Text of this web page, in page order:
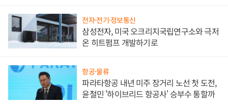
전자·전기·정보통신
삼성전자, 미국 오크리지국립연구소와 극저
온 히트펌프 개발하기로
항공·물류
파라타항공 내년 미주 장거리 노선 첫 도전,
윤철민 '하이브리드 항공사' 승부수 통할까